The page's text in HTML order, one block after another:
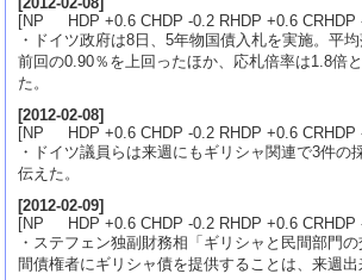
[NP HDP +0.6 CHDP -0.2 RHDP +0.6 CRHDP
・ドイツ政府は8日、5年物国債入札を実施。平
前回の0.90％を上回ったほか、応札倍率は1.8倍
た。
[2012-02-08]
[NP HDP +0.6 CHDP -0.2 RHDP +0.6 CRHDP
・ドイツ議員らは来週にもギリシャ関連で3件の
伝えた。
[2012-02-09]
[NP HDP +0.6 CHDP -0.2 RHDP +0.6 CRHDP
・ステフェン独副財務相「ギリシャと民間部門
間債権者にギリシャ債を提供することは、来週出